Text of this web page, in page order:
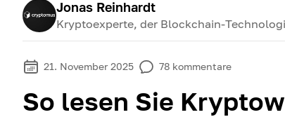
Jonas Reinhardt
Kryptoexperte, der Blockchain-
21. November 2025 78 kommentare
So lesen Sie